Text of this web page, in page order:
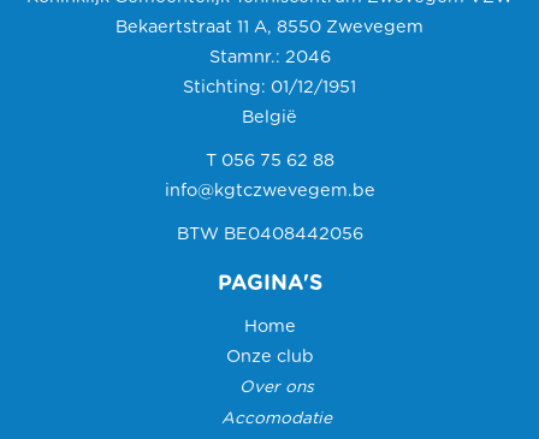
Bekaertstraat 11 A, 8550 Zwevegem
Stamnr.: 2046
Stichting: 01/12/1951
België
T 056 75 62 88
info@kgtczwevegem.be
BTW BE0408442056
PAGINA'S
Home
Onze club
Over ons
Accomodatie